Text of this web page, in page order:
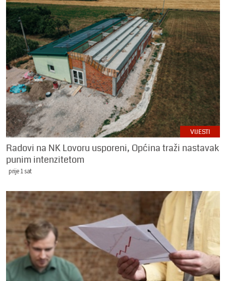
VIJESTI
Radovi na NK Lovoru usporeni, Općina traži nastavak
punim intenzitetom
prije 1 sat